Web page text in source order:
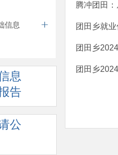
信息
息
告
公
腾冲团田
团田乡就
团田乡
团田乡